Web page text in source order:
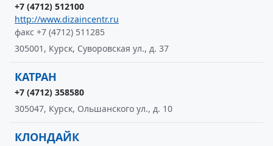
+7 (4712) 512100
http://www.dizaincentr.ru
факс +7 (4712) 511285
305001, Курск, Суворовская ул., д. 37
КАТРАН
+7 (4712) 358580
305047, Курск, Ольшанского ул., д. 10
КЛОНДАЙК